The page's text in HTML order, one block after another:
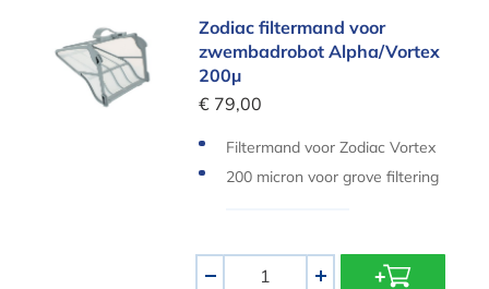
Zodiac filtermand voor zwembadrobot Alpha/
Zodiac filtermand voor
zwembadrobot Alpha/Vortex
200µ
€ 79,00
Filtermand voor Zodiac Vortex
& Alpha
200 micron voor grove filtering